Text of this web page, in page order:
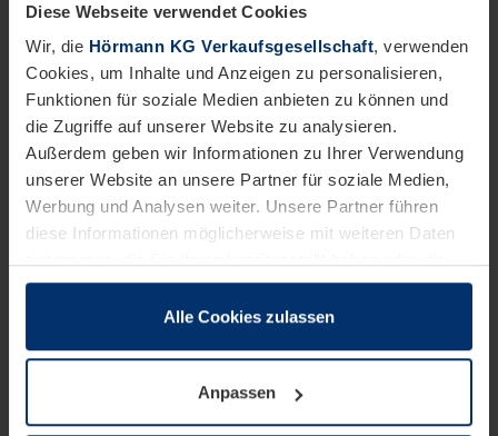
Diese Webseite verwendet Cookies
Wir, die Hörmann KG Verkaufsgesellschaft, verwenden
Cookies, um Inhalte und Anzeigen zu personalisieren,
Funktionen für soziale Medien anbieten zu können und
die Zugriffe auf unserer Website zu analysieren.
Außerdem geben wir Informationen zu Ihrer Verwendung
unserer Website an unsere Partner für soziale Medien,
Werbung und Analysen weiter. Unsere Partner führen
diese Informationen möglicherweise mit weiteren Daten
sie im Rahmen Ihrer Nutzung der Dienste gesammelt
wenn diese für den Betrieb dieser Seite unbedingt
notwendig sind. Für alle anderen Cookie-Typen benötigen
wir Ihre Erlaubnis. Ihre Einwilligung können Sie jederzeit
Alle Cookies zulassen
Anpassen